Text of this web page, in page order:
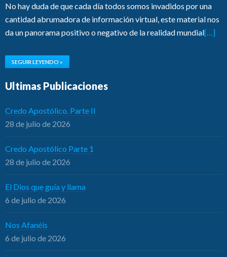
No hay duda de que cada día todos somos invadidos por una
cantidad abrumadora de información virtual, este material nos
da un panorama positivo o negativo de la realidad mundial[…]
SEGUIR LEYENDO »
Ultimas Publicaciones
Credo Apostólico. Parte II
28 de julio de 2026
Credo Apostólico Parte 1
28 de julio de 2026
El Dios que guía y llama
6 de julio de 2026
Nos Afanéis
6 de julio de 2026